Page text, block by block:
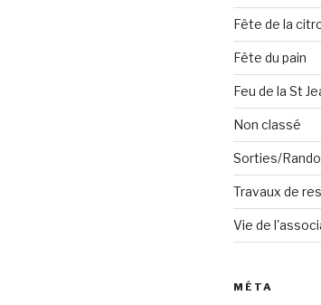
Fête de la
Fête du pain
Feu de la St
Non classé
Sorties/
Travaux de
Vie de
MÉTA